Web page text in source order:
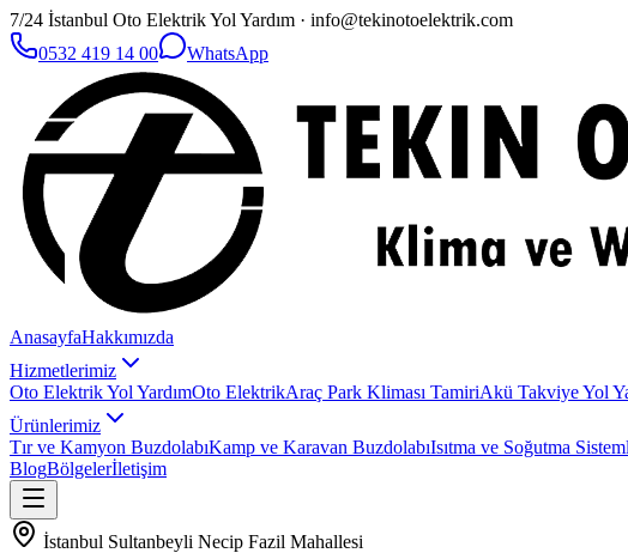
7/24 İstanbul Oto Elektrik Yol Yardım · info@tekinotoelektrik.com
0532 419 14 00
WhatsApp
AnasayfaHakkımızda
Hizmetlerimiz
Oto Elektrik Yol YardımOto ElektrikAraç Park Kliması TamiriAkü Takviye Yol
Ürünlerimiz
Tır ve Kamyon BuzdolabıKamp ve Karavan BuzdolabıIsıtma ve Soğutma
BlogBölgelerİletişim
İstanbul Sultanbeyli Necip Fazil Mahallesi